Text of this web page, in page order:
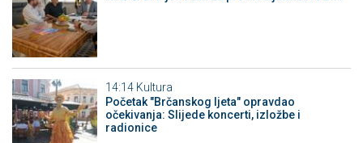
14:14 Kultura
Početak "Brčanskog ljeta" opravdao
očekivanja: Slijede koncerti, izložbe i
radionice